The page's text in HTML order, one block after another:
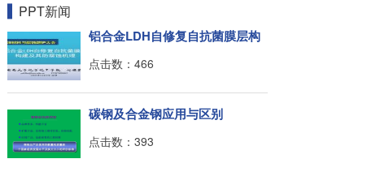
PPT新闻
铝合金LDH自修复自抗菌膜层构
点击数：466
碳钢及合金钢应用与区别
点击数：393